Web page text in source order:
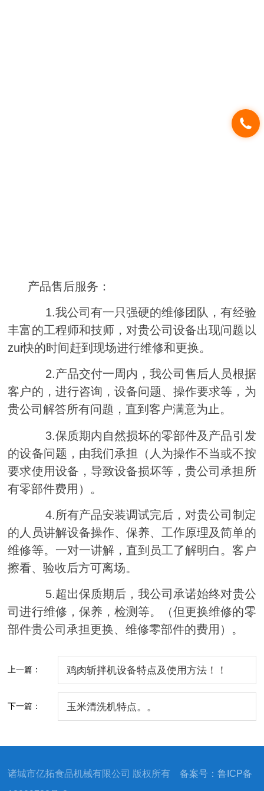
产品售后服务：
1.我公司有一只强硬的维修团队，有经验
丰富的工程师和技师，对贵公司设备出现问题以
zui快的时间赶到现场进行维修和更换。
2.产品交付一周内，我公司售后人员根据
客户的，进行咨询，设备问题、操作要求等，为
贵公司解答所有问题，直到客户满意为止。
3.保质期内自然损坏的零部件及产品引发
的设备问题，由我们承担（人为操作不当或不按
要求使用设备，导致设备损坏等，贵公司承担所
有零部件费用）。
4.所有产品安装调试完后，对贵公司制定
的人员讲解设备操作、保养、工作原理及简单的
维修等。一对一讲解，直到员工了解明白。客户
擦看、验收后方可离场。
5.超出保质期后，我公司承诺始终对贵公
司进行维修，保养，检测等。（但更换维修的零
部件贵公司承担更换、维修零部件的费用）。
上一篇： 鸡肉斩拌机设备特点及使用方法！！
下一篇： 玉米清洗机特点。。
诸城市亿拓食品机械有限公司 版权所有备案号：鲁ICP备